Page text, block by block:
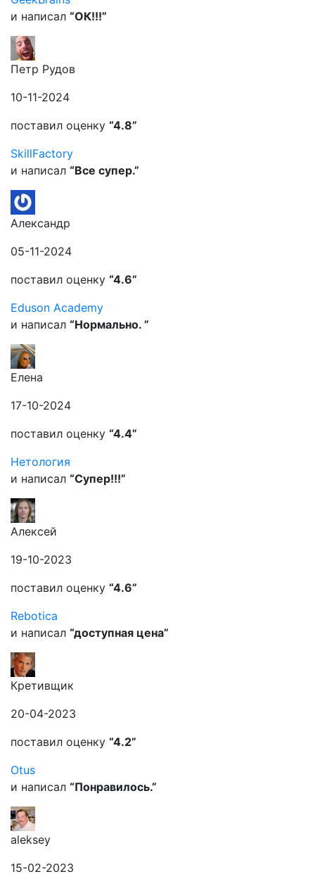
и написал “ОК!!!”
Петр Рудов
10-11-2024
поставил оценку “4.8”
SkillFactory
и написал “Все супер.”
Александр
05-11-2024
поставил оценку “4.6”
Eduson Academy
и написал “Нормально. ”
Елена
17-10-2024
поставил оценку “4.4”
Нетология
и написал “Супер!!!”
Алексей
19-10-2023
поставил оценку “4.6”
Rebotica
и написал “доступная цена”
Кретивщик
20-04-2023
поставил оценку “4.2”
Otus
и написал “Понравилось.”
aleksey
15-02-2023